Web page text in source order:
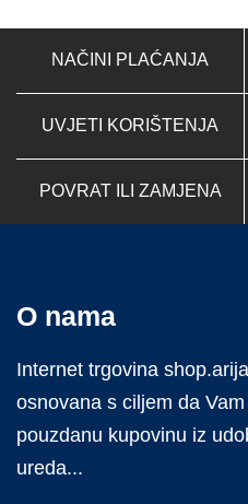
NAČINI PLAĆANJA
UVJETI KORIŠTENJA
POVRAT ILI ZAMJENA
O nama
Internet trgovina
osnovana s ciljem da
pouzdanu kupovinu iz
ureda...